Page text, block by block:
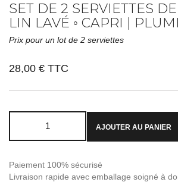
SET DE 2 SERVIETTES
LIN LAVÉ ◦ CAPRI |
Prix pour un lot de 2 serviettes
28,00 € TTC
AJOUTER AU PANIER
Paiement 100% sécurisé
Livraison rapide avec emballage soigné à